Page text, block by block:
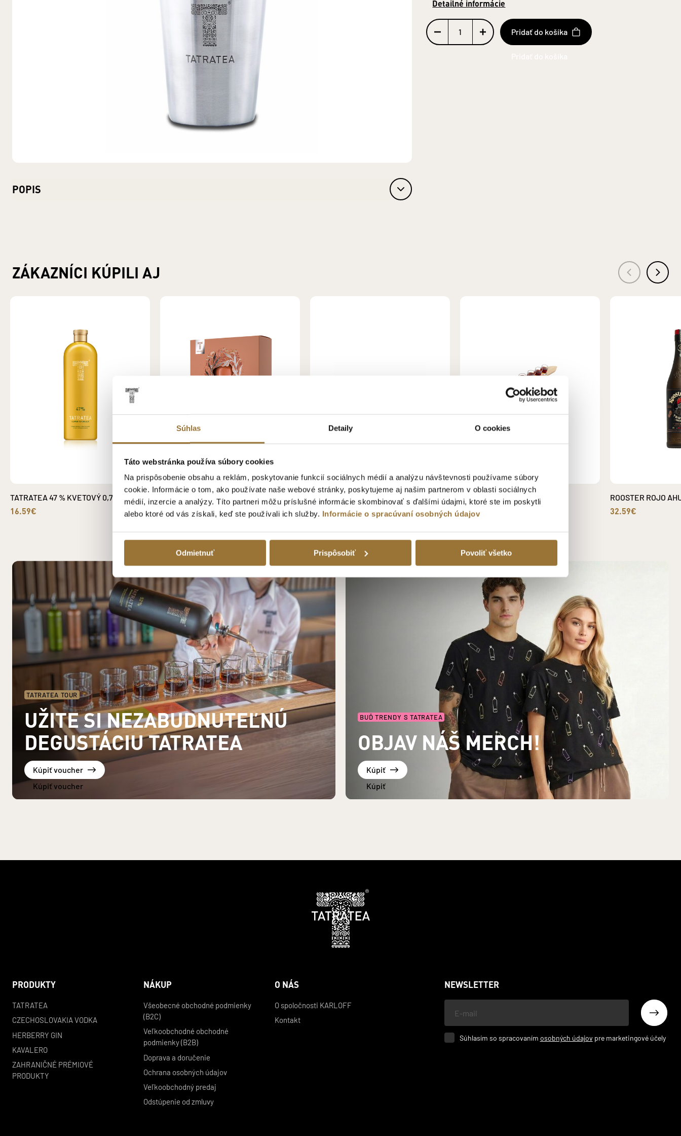
Súhlas Detaily O cookies
Táto webstránka používa súbory cookies
Na prispôsobenie obsahu a reklám, poskytovanie funkcií sociálnych médií a analýzu návštevnosti používame súbory
cookie. Informácie o tom, ako používate naše webové stránky, poskytujeme aj našim partnerom v oblasti sociálnych
médií, inzercie a analýzy. Títo partneri môžu príslušné informácie skombinovať s ďalšími údajmi, ktoré ste im poskytli
alebo ktoré od vás získali, keď ste používali ich služby. Informácie o spracúvaní osobných údajov
Odmietnuť Prispôsobiť Povoliť všetko
Detailné informácie
Pridať do košíka
POPIS
ZÁKAZNÍCI KÚPILI AJ
TATRATEA 47 % KVETOVÝ 0,7 L
16.59€
DARČEKOVÉ BALENIE TATRATEA 42 %
BROSKYŇA + 2 POHÁRIKY
NÁRAMOK TATRATEA
0.49€
VALAŠKA S LOGOM TATRATEA
24.99€
ROOSTER ROJO
32.59€
TATRATEA TOUR
UŽITE SI NEZABUDNUTEĽNÚ
DEGUSTÁCIU TATRATEA
Kúpiť voucher
BUĎ TRENDY S TATRATEA
OBJAV NÁŠ MERCH!
Kúpiť
PRODUKTY
TATRATEA
CZECHOSLOVAKIA VODKA
HERBERRY GIN
KAVALERO
ZAHRANIČNÉ PRÉMIOVÉ
PRODUKTY
NÁKUP
Všeobecné obchodné podmienky
(B2C)
Veľkoobchodné obchodné
podmienky (B2B)
Doprava a doručenie
Ochrana osobných údajov
Veľkoobchodný predaj
Odstúpenie od zmluvy
O NÁS
O spoločnosti KARLOFF
Kontakt
NEWSLETTER
mail
Súhlasím so spracovaním osobných údajov pre marketingové účely